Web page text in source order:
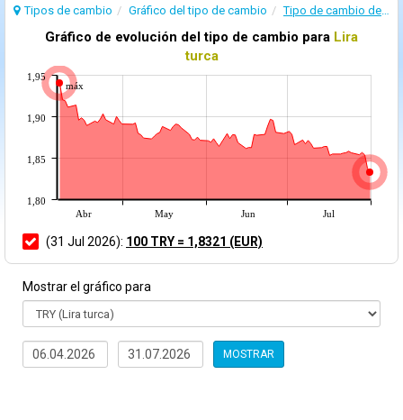
Tipos de cambio Gráfico del tipo de cambio Tipo de cambio de Lira turca
Gráfico de evolución del tipo de cambio para Lira
turca
máx
Abr May Jun Jul
1,80
1,85
1,90
1,95
(31 Jul 2026): 100 TRY = 1,8321 (EUR)
Mostrar el gráfico para
MOSTRAR